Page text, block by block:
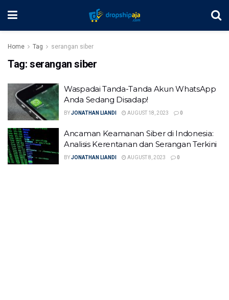
Home Tag serangan siber
Tag: serangan siber
Waspadai Tanda-Tanda Akun WhatsApp
Anda Sedang Disadap!
BYJONATHAN LIANDI AUGUST 18, 2023 0
Ancaman Keamanan Siber di Indonesia:
Analisis Kerentanan dan Serangan Terkini
BYJONATHAN LIANDI AUGUST 8, 2023 0